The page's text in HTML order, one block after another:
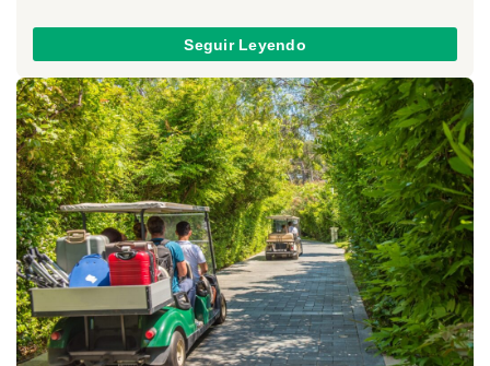
Seguir Leyendo